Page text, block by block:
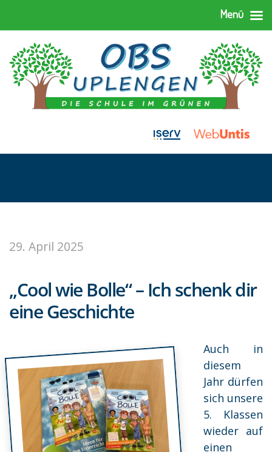
29. April 2025
„Cool wie Bolle“ – Ich schenk dir
eine Geschichte
Auch in
diesem
Jahr dürfen
sich unsere
5. Klassen
wieder auf
einen
Menü